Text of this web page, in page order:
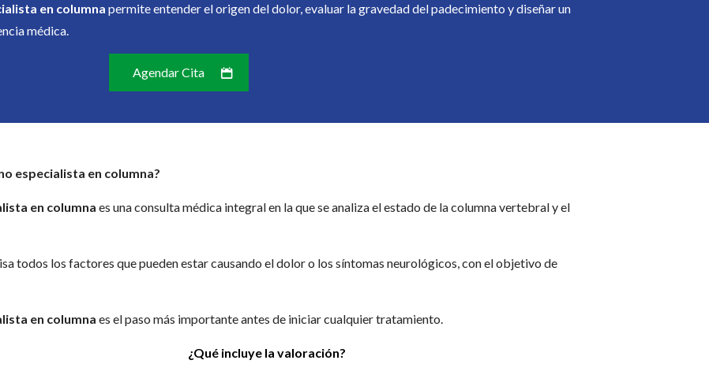
en columna permite entender el origen del dolor, evaluar la gravedad del padecimiento y diseñar un
médica.
Agendar Cita
especialista en columna?
en columna es una consulta médica integral en la que se analiza el estado de la columna vertebral y el
todos los factores que pueden estar causando el dolor o los síntomas neurológicos, con el objetivo de
en columna es el paso más importante antes de iniciar cualquier tratamiento.
¿Qué incluye la valoración?